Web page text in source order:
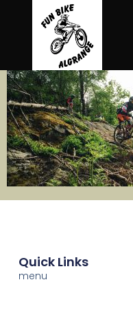
principal
Quick Links
menu